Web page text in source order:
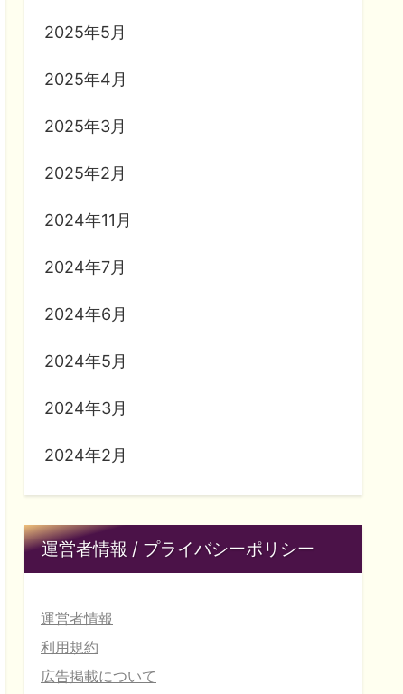
2025年5月
2025年4月
2025年3月
2025年2月
2024年11月
2024年7月
2024年6月
2024年5月
2024年3月
2024年2月
運営者情報 / プライバシーポリシー
運営者情報
利用規約
広告掲載について